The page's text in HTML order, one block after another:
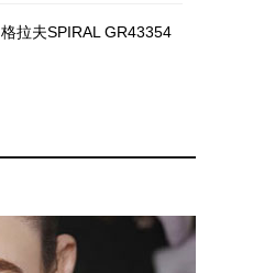
格拉夫SPIRAL GR43354